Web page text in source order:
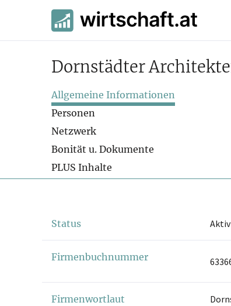
Dornstädter
Allgemeine Informationen
Personen
Netzwerk
Bonität u. Dokumente
PLUS Inhalte
Status Aktiv
Firmenbuchnummer
Firmenwortlaut